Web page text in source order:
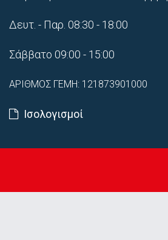
Δευτ. - Παρ. 08:30 - 18:00
Σάββατο 09:00 - 15:00
ΑΡΙΘΜΟΣ ΓΕΜΗ: 121873901000
Ισολογισμοί